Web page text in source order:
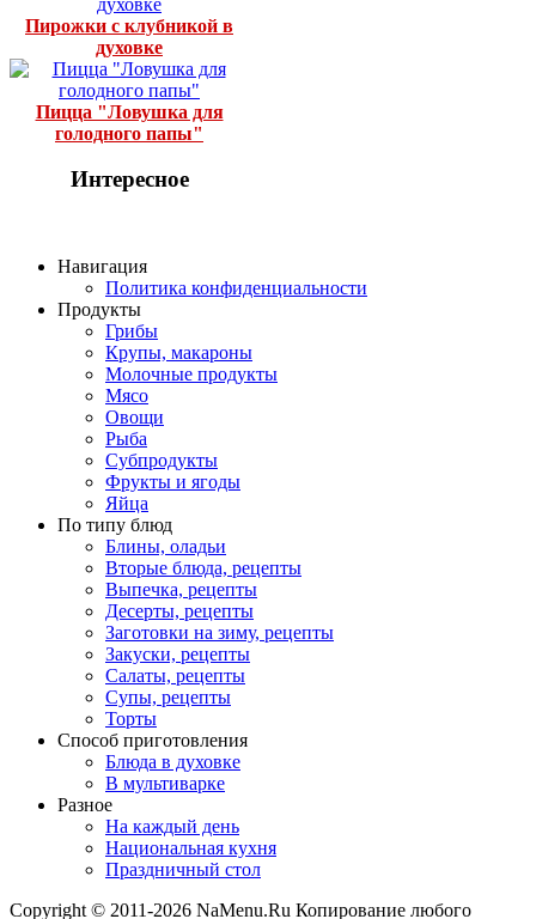
Пирожки с клубникой в
духовке
Пицца "Ловушка для
голодного папы"
Интересное
Навигация
Политика конфиденциальности
Продукты
Грибы
Крупы, макароны
Молочные продукты
Мясо
Овощи
Рыба
Субпродукты
Фрукты и ягоды
Яйца
По типу блюд
Блины, оладьи
Вторые блюда, рецепты
Выпечка, рецепты
Десерты, рецепты
Заготовки на зиму, рецепты
Закуски, рецепты
Салаты, рецепты
Супы, рецепты
Торты
Способ приготовления
Блюда в духовке
В мультиварке
Разное
На каждый день
Национальная кухня
Праздничный стол
Copyright © 2011-2026 NaMenu.Ru Копирование любого